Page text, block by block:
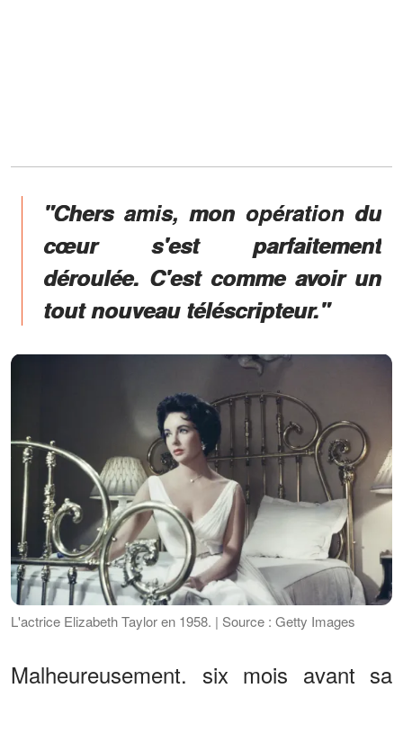
"Chers amis, mon opération du
cœur s'est parfaitement
déroulée. C'est comme avoir un
tout nouveau téléscripteur."
L'actrice Elizabeth Taylor en 1958. | Source : Getty Images
Malheureusement, six mois avant sa